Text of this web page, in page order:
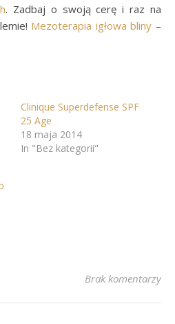
. Zadbaj o swoją cerę i raz na
Mezoterapia igłowa bliny –
Clinique Superdefense SPF
25 Age
18 maja 2014
In "Bez kategorii"
Brak komentarzy